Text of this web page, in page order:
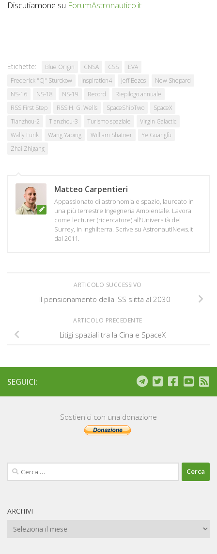
Discutiamone su ForumAstronautico.it
Etichette: Blue Origin CNSA CSS
EVA
Frederick "CJ" Sturckow
Inspiration4 Jeff Bezos
New Shepard
NS-16
NS-18 NS-19 Record
Riepilogo annuale
RSS First Step
RSS H. G. Wells SpaceShipTwo
SpaceX
Tianzhou-2
Tianzhou-3 Turismo spaziale
Virgin Galactic
Wally Funk
Wang Yaping William Shatner
Ye Guangfu
Zhai Zhigang
Matteo Carpentieri
Appassionato di astronomia e spazio, laureato in
una più terrestre Ingegneria Ambientale. Lavora
come lecturer (ricercatore) all'Università del
Surrey, in Inghilterra. Scrive su AstronautiNews.it
dal 2011.
ARTICOLO SUCCESSIVO
Il pensionamento della ISS slitta al 2030
ARTICOLO PRECEDENTE
Litigi spaziali tra la Cina e SpaceX
SEGUICI:
Sostienici con una donazione
Ricerca
per:
ARCHIVI
Archivi